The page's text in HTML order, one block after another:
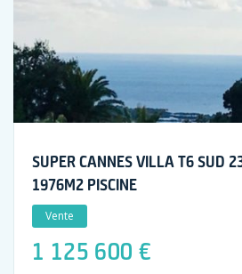
SUPER CANNES VILLA T6 SUD
1976M2 PISCINE
Vente
1 125 600 €